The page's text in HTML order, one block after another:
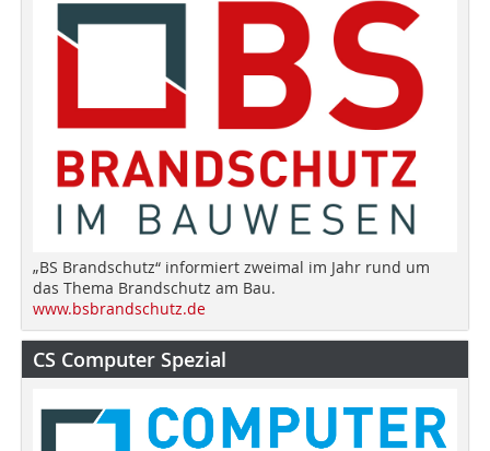
„BS Brandschutz“ informiert zweimal im Jahr rund um
das Thema Brandschutz am Bau.
www.bsbrandschutz.de
CS Computer Spezial